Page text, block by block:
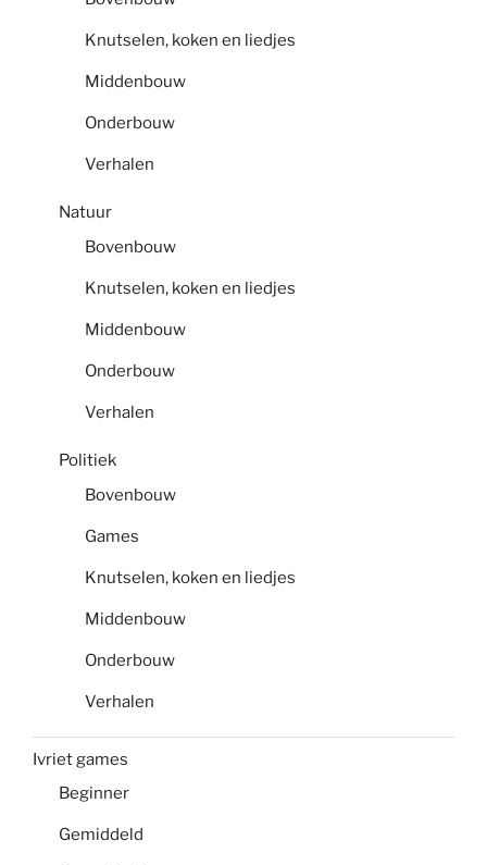
Knutselen, koken en liedjes
Middenbouw
Onderbouw
Verhalen
Natuur
Bovenbouw
Knutselen, koken en liedjes
Middenbouw
Onderbouw
Verhalen
Politiek
Bovenbouw
Games
Knutselen, koken en liedjes
Middenbouw
Onderbouw
Verhalen
Ivriet games
Beginner
Gemiddeld